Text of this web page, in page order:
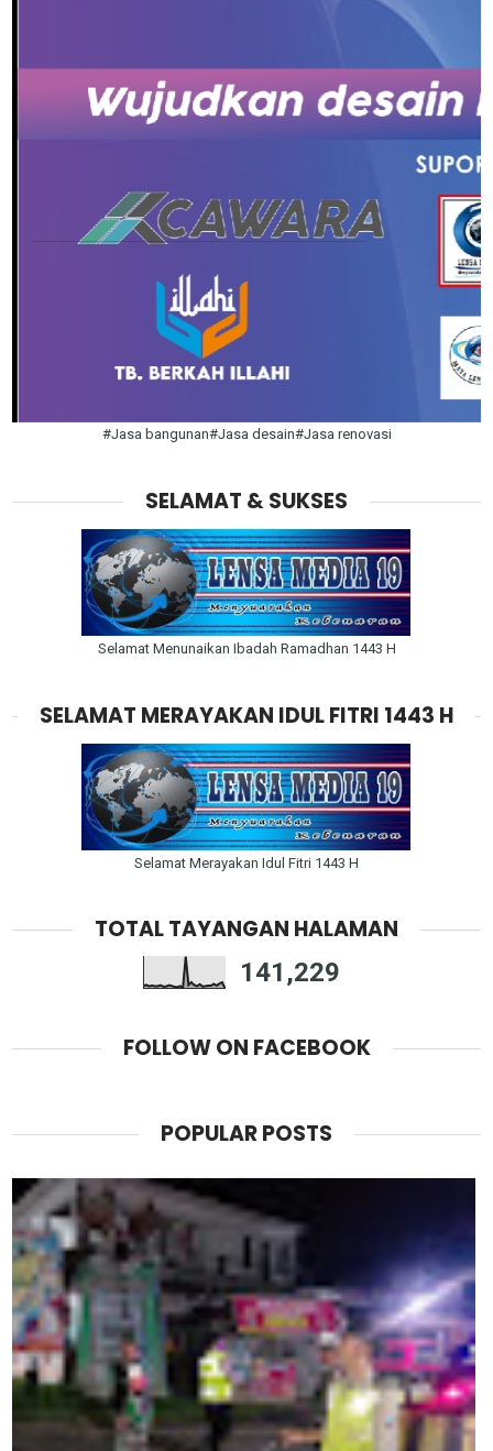
#Jasa bangunan#Jasa desain#Jasa renovasi
SELAMAT & SUKSES
Selamat Menunaikan Ibadah Ramadhan 1443 H
SELAMAT MERAYAKAN IDUL FITRI 1443 H
Selamat Merayakan Idul Fitri 1443 H
TOTAL TAYANGAN HALAMAN
141,229
FOLLOW ON FACEBOOK
POPULAR POSTS